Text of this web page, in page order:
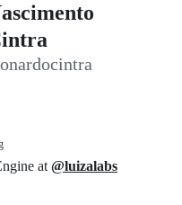
at @luizalabs